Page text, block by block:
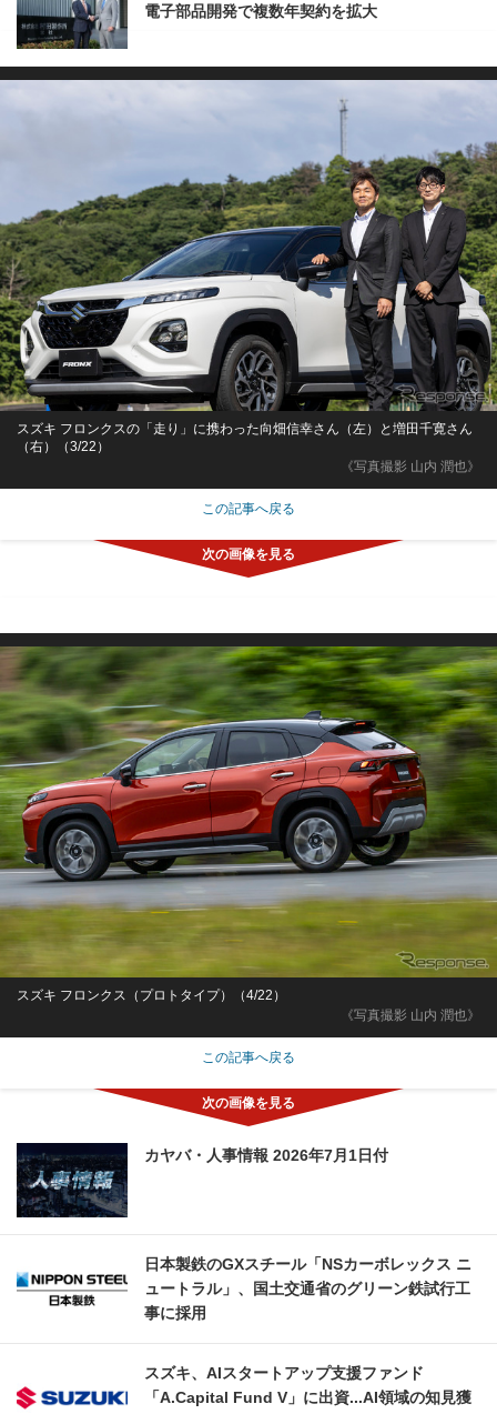
電子部品開発で複数年契約を拡大
《写真撮影 山内 潤也》
スズキ フロンクスの「走り」に携わった向畑信幸さん（左）と増田千寛さん
（右）（3/22）
この記事へ戻る
《写真撮影 山内 潤也》
スズキ フロンクス（プロトタイプ）（4/22）
この記事へ戻る
カヤバ・人事情報 2026年7月1日付
日本製鉄のGXスチール「NSカーボレックス ニ
ュートラル」、国土交通省のグリーン鉄試行工
事に採用
スズキ、AIスタートアップ支援ファンド
「A.Capital Fund V」に出資...AI領域の知見獲